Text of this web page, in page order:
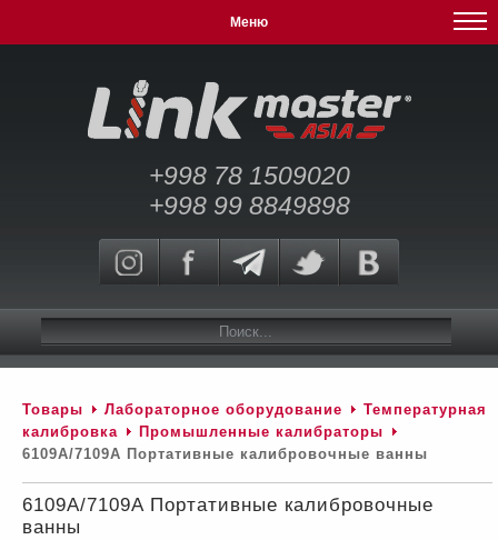
Меню
+998 78 1509020
+998 99 8849898
Товары Лабораторное оборудование
Температурная
калибровка
Промышленные калибраторы
6109A/7109A Портативные калибровочные ванны
6109A/7109A Портативные калибровочные
ванны